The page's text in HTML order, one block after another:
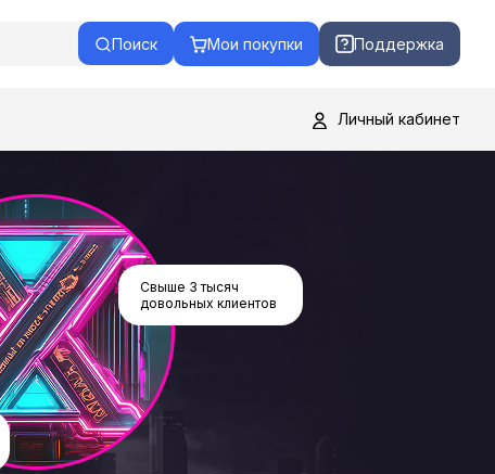
Поиск Мои покупки Поддержка
Личный кабинет
Свыше 3 тысяч
довольных клиентов